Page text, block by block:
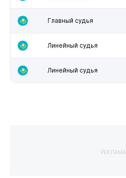
Главный судья
Линейный судья
Линейный судья
РЕКЛАМА